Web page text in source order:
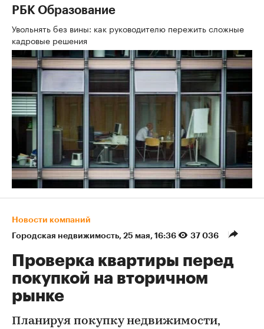
РБК Образование
Увольнять без вины: как руководителю пережить сложные
кадровые решения
Новости компаний
Городская недвижимость⁠, 25 мая, 16:36 37 036
Проверка квартиры перед
покупкой на вторичном
рынке
Планируя покупку недвижимости,